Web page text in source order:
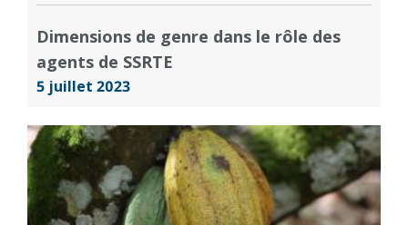
Dimensions de genre dans le rôle des
agents de SSRTE
5 juillet 2023